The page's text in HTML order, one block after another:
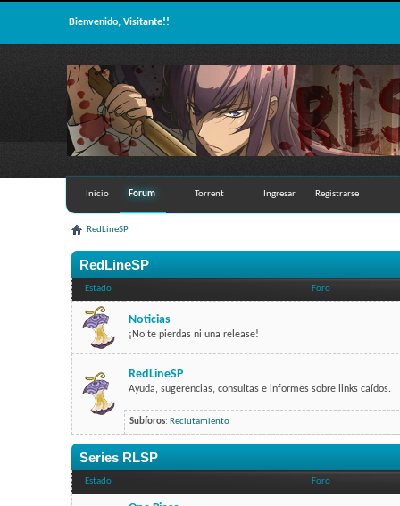
Bienvenido, Visitante!!
Inicio Forum Torrent Ingresar Registrarse
RedLineSP
RedLineSP
Estado Foro
Noticias
¡No te pierdas ni una release!
RedLineSP
Ayuda, sugerencias, consultas e informes sobre links caídos.
Subforos: Reclutamiento
Series RLSP
Estado Foro